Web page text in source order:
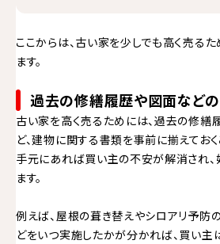
ここからは、古い家を少しでも高く売る
ます。
過去の修繕履歴や図面など
古い家を高く売るためには、過去の修
ど、建物に関する書類を事前に揃えてお
手元にあれば買い主の不安が解消され、
ます。
例えば、屋根の葺き替えやシロアリ予防
どをいつ実施したかが分かれば、買い主